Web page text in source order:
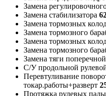
Замена
Замена стабилизатора
Замена тормозных
Замена тормозного
Замена тормозных
Замена тормозного
Замена тяги поперечной
С/У продольной
Перевтуливание
токар.работы+разверт
Протяжка рулевых